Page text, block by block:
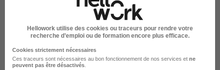
Commis de Cuisine H/F
Sodexo Super recruteur
Venette - 60 CDI 1 840 € / mois
Hellowork utilise des cookies ou traceurs pour rendre votre
recherche d’emploi ou de formation encore plus efficace.
Cookies strictement nécessaires
Ces traceurs sont nécessaires au bon fonctionnement de nos services et ne
peuvent pas être désactivés